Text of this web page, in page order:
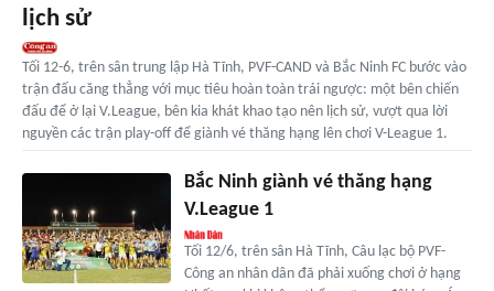
lịch sử
Tối 12-6, trên sân trung lập Hà Tĩnh, PVF-CAND và Bắc Ninh FC bước vào
trận đấu căng thẳng với mục tiêu hoàn toàn trái ngược: một bên chiến
đấu để ở lại V.League, bên kia khát khao tạo nên lịch sử, vượt qua lời
nguyền các trận play-off để giành vé thăng hạng lên chơi V-League 1.
Bắc Ninh giành vé thăng hạng
V.League 1
Tối 12/6, trên sân Hà Tĩnh, Câu lạc bộ PVF-
Công an nhân dân đã phải xuống chơi ở hạng